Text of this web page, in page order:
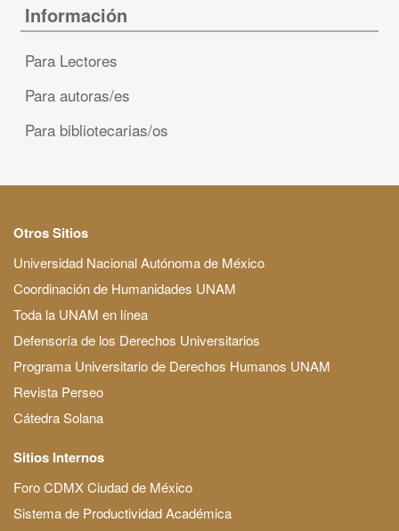
Información
Para Lectores
Para autoras/es
Para bibliotecarias/os
Otros Sitios
Universidad Nacional Autónoma de México
Coordinación de Humanidades UNAM
Toda la UNAM en línea
Defensoría de los Derechos Universitarios
Programa Universitario de Derechos Humanos UNAM
Revista Perseo
Cátedra Solana
Sitios Internos
Foro CDMX Ciudad de México
Sistema de Productividad Académica